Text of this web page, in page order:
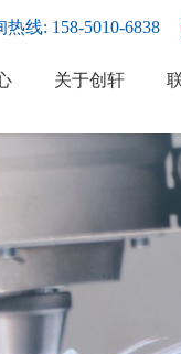
热线: 158-5010-6838
关于创轩